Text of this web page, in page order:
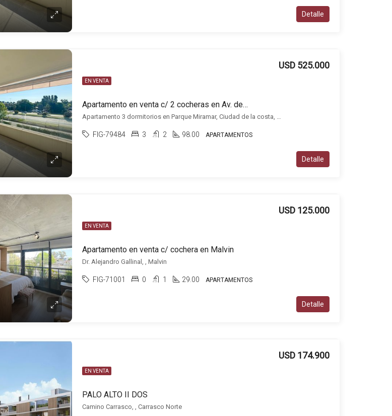
Detalle
EN VENTA
Apartamento en venta c/ 2 cocheras en Av. de las Américas
USD 525.000
Apartamento 3 dormitorios en Parque Miramar, Ciudad de la costa, Ciudad de la Costa
FIG-79484 3 2 98.00 APARTAMENTOS
Detalle
EN VENTA
Apartamento en venta c/ cochera en Malvin
USD 125.000
Dr. Alejandro Gallinal, , Malvin
FIG-71001 0 1 29.00 APARTAMENTOS
Detalle
EN VENTA
PALO ALTO II DOS
USD 174.900
Camino Carrasco, , Carrasco Norte